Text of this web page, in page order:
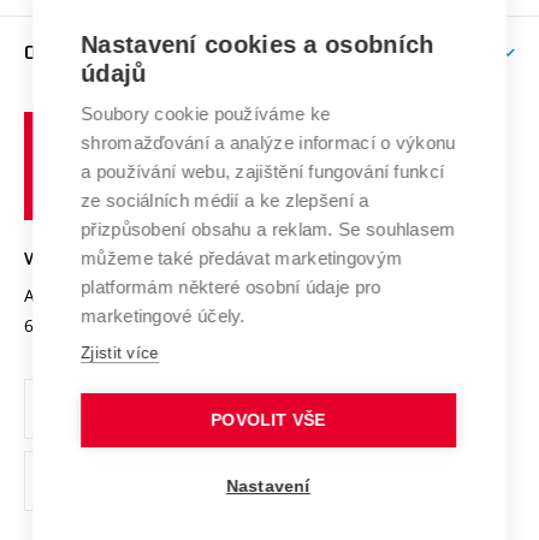
E-přihláška
Závěrečné práce
Doktorské studium
Studium bez bariér
Podpora podnikání
Mezinárodní vědecká rada
Systém zajišťování kvality výzkumu
Výzkumné infrastruktury
Transfer znalostí
Open Science
Projekty
Projekty ze strukturálních fondů
Specifický výzkum
Firemní spolupráce
Zahraniční spolupráce
Spolupráce se školami
Mezinárodní dohody
Univerzitní sítě
O UNIVERZITĚ
Profil univerzity
Udržitelná univerzita
Podnikavá univerzita / ContriBUTe
Bezpečná univerzita
Vyznamenání
Organizační struktura
Ochrana osobních údajů
odkaz)
učení
technické
Brně
VYSOKÉ UČENÍ TECHNICKÉ V BRNĚ
Antonínská 548/1
602 00 Brno
www.vut.cz
vut@vutbr.cz
Nastavení cookies a osobních
údajů
Soubory cookie používáme ke
shromažďování a analýze informací o výkonu
a používání webu, zajištění fungování funkcí
ze sociálních médií a ke zlepšení a
přizpůsobení obsahu a reklam. Se souhlasem
můžeme také předávat marketingovým
platformám některé osobní údaje pro
marketingové účely.
Zjistit více
POVOLIT VŠE
Nastavení